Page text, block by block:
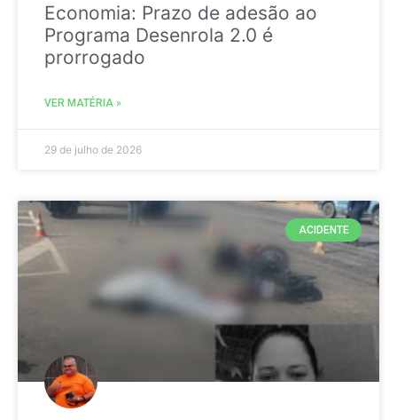
Economia: Prazo de adesão ao
Programa Desenrola 2.0 é
prorrogado
VER MATÉRIA »
29 de julho de 2026
ACIDENTE